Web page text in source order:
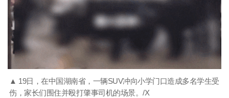
▲ 19日，在中国湖南省，一辆SUV冲向小学门口造成多名学生受
伤，家长们围住并殴打肇事司机的场景。/X